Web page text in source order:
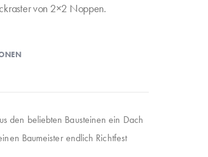
von 2×2 Noppen.
den beliebten Bausteinen ein Dach
Baumeister endlich Richtfest